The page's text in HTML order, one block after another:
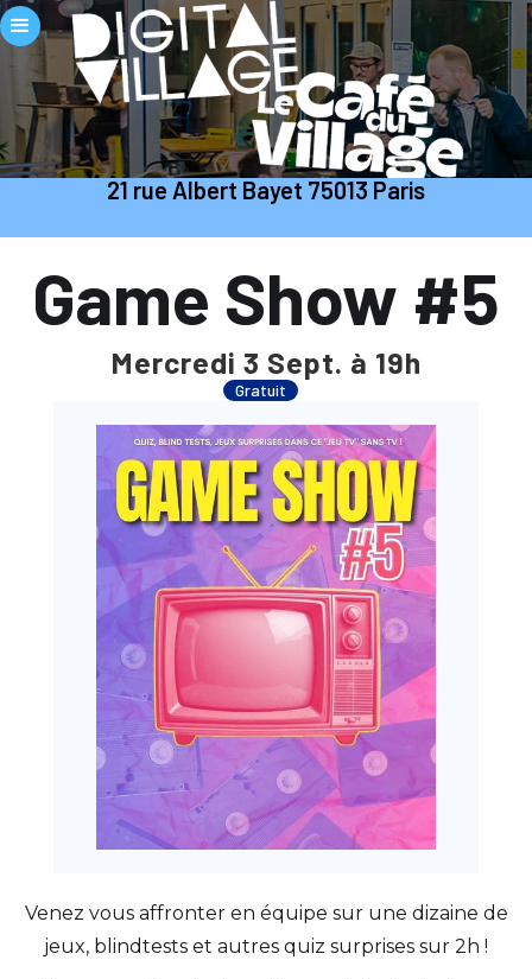
21 rue Albert Bayet 75013 Paris
Game Show #5
Mercredi 3 Sept. à 19h
Gratuit
Venez vous affronter en équipe sur une dizaine de
jeux, blindtests et autres quiz surprises sur 2h !